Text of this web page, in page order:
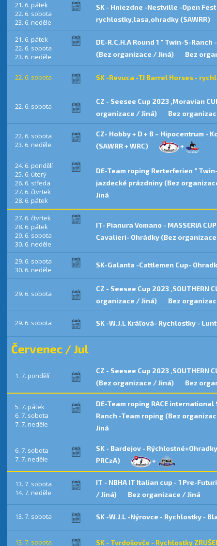
21. 6. pátek
22. 6. sobota
23. 6. neděle
SK - Hniezdne -Nestville -Open
rychlostky,lasa,ohradky (SAWRR)
21. 6. pátek
22. 6. sobota
23. 6. neděle
DE-R.C.H.A Round 1 ” Twin-S-
(Bez organizace / Jiná)
Bez
22. 6. sobota SK -Revuca -TJ Barrel Horses -
22. 6. sobota
CZ - Seesee Cup 2023 ,Moravian
organizace / Jiná)
Bez
22. 6. sobota
23. 6. neděle
CZ- Hobby + D + B – Hipocentrum -
(SAWRR + WRC)
+
24. 6. pondělí
25. 6. úterý
26. 6. středa
27. 6. čtvrtek
28. 6. pátek
DE-Team roping Rerterferien ”
jazdecké prázdniny (Bez
Jiná
27. 6. čtvrtek
28. 6. pátek
29. 6. sobota
30. 6. neděle
IT- Pianura Vomano - MASSERIA
Cavalieri- Ohrádky (Bez
29. 6. sobota
30. 6. neděle
SK-Galanta -Cattlemen Cup-
29. 6. sobota
CZ - Seesee Cup 2023 ,SOUTHERN
organizace / Jiná)
Bez
29. 6. sobota SK -W.J.L Kráľová- Rychlostky -
Červenec / Jul
1. 7. pondělí
CZ - Seesee Cup 2023 ,SOUTHERN
(Bez organizace / Jiná)
Bez
5. 7. pátek
6. 7. sobota
7. 7. neděle
DE-Team roping RACE
Ranch -Team roping (Bez
Jiná
6. 7. sobota
7. 7. neděle
SK - Bardejov -
PRCzA)
+
13. 7. sobota
14. 7. neděle
IT - NBHA IT Italian cup - 1 Pre-
/ Jiná)
Bez organizace / Jiná
13. 7. sobota SK -W.J.L -Nýrovce - Rychlostky -
13. 7. sobota SK - Tvrdošovče - Rychlostky